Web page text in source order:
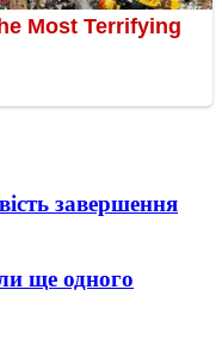
завершення
ще одного